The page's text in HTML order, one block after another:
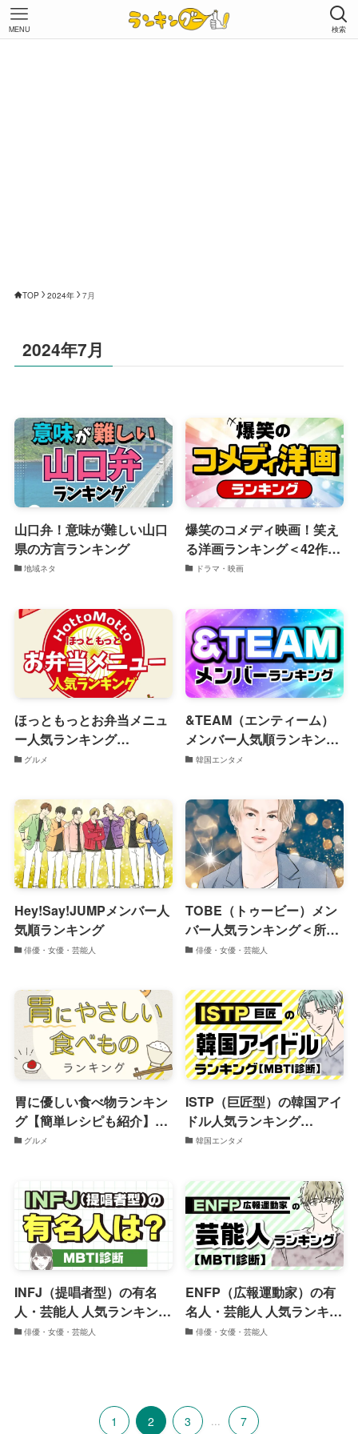
検索
MENU
TOP 2024年 7月
2024年7月
山口弁！意味が難しい山口
県の方言ランキング
地域ネタ
爆笑のコメディ映画！笑え
る洋画ランキング＜42作品
一覧＞
ドラマ・映画
ほっともっとお弁当メニュ
ー人気ランキング
TOP20【2024年最新版】
グルメ
&TEAM（エンティーム）
メンバー人気順ランキング
【2024年調査版】
韓国エンタメ
Hey!Say!JUMPメンバー人
気順ランキング
俳優・女優・芸能人
TOBE（トゥービー）メン
バー人気ランキング＜所属
タレント24人一覧＞
俳優・女優・芸能人
胃に優しい食べ物ランキン
グ【簡単レシピも紹介】
TOP20
グルメ
ISTP（巨匠型）の韓国アイ
ドル人気ランキング
【MBTI】
韓国エンタメ
INFJ（提唱者型）の有名
人・芸能人 人気ランキング
21名一覧【MBTI診断】
俳優・女優・芸能人
ENFP（広報運動家）の有
名人・芸能人 人気ランキン
グ34名一覧【MBTI診断】
俳優・女優・芸能人
1 2 3 ... 7